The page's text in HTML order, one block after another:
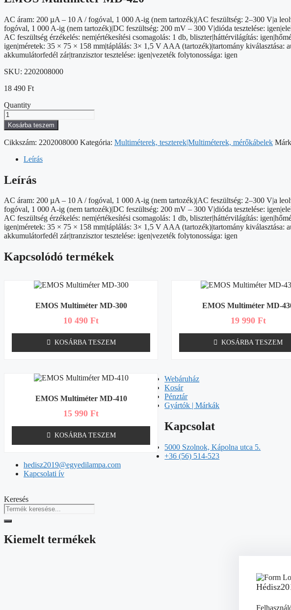
AC áram: 200 µA – 10 A / fogóval, 1 000 A-ig (nem tartozék)|AC feszültség: 2–300 V|a
fogóval, 1 000 A-ig (nem tartozék)|DC feszültség: 200 mV – 300 V|dióda tesztelése:
AC feszültség érzékelés: nem|értékesítési csomagolás: 1 db, bliszter|háttérvilágítás:
igen|méretek: 35 × 75 × 158 mm|táplálás: 3× 1,5 V AAA (tartozék)|tartomány kiválasztása:
akkumulátorfedél zár|tranzisztor tesztelése: igen|vezeték folytonossága: igen
SKU: 2202008000
18 490 Ft
Quantity
EMOS
Multiméter
MD-
420
Kosárba teszem
Cikkszám: 2202008000 Kategória: Multiméterek, teszterek|Multiméterek, mérőkábelek
Leírás
Leírás
AC áram: 200 µA – 10 A / fogóval, 1 000 A-ig (nem tartozék)|AC feszültség: 2–300 V|a
fogóval, 1 000 A-ig (nem tartozék)|DC feszültség: 200 mV – 300 V|dióda tesztelése:
AC feszültség érzékelés: nem|értékesítési csomagolás: 1 db, bliszter|háttérvilágítás:
igen|méretek: 35 × 75 × 158 mm|táplálás: 3× 1,5 V AAA (tartozék)|tartomány kiválasztása:
akkumulátorfedél zár|tranzisztor tesztelése: igen|vezeték folytonossága: igen
Kapcsolódó termékek
EMOS Multiméter MD-300
10 490Ft
KOSÁRBA TESZEM
EMOS Multiméter MD-
19 990 Ft
KOSÁRBA TESZEM
EMOS Multiméter MD-410
15 990Ft
KOSÁRBA TESZEM
Webáruház
Kosár
Pénztár
Gyártók | Márkák
Kapcsolat
5000 Szolnok, Kápolna utca 5.
+36 (56) 514-523
hedisz2019@egyedilampa.com
Kapcsolati ív
Keresés
Kiemelt termékek